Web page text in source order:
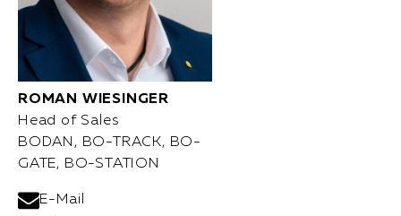
ROMAN WIESINGER
Head of Sales
BODAN, BO-TRACK, BO-
GATE, BO-STATION
E-Mail